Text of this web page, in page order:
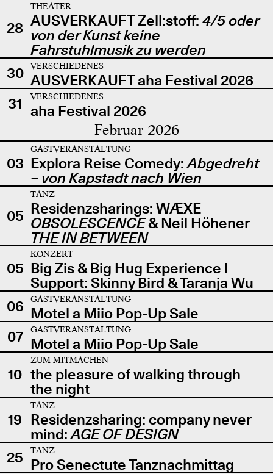
28
THEATER
AUSVERKAUFT Zell:stoff: 4/5 oder
von der Kunst keine
Fahrstuhlmusik zu werden
30
VERSCHIEDENES
AUSVERKAUFT aha Festival 2026
31
VERSCHIEDENES
aha Festival 2026
Februar 2026
03
GASTVERANSTALTUNG
Explora Reise Comedy:Abgedreht
– von Kapstadt nach Wien
05
TANZ
Residenzsharings: WÆXE
OBSOLESCENCE& Neil Höhener
THE IN BETWEEN
05
KONZERT
Big Zis & Big Hug Experience |
Support: Skinny Bird & Taranja Wu
06
GASTVERANSTALTUNG
Motel a Miio Pop-Up Sale
07
GASTVERANSTALTUNG
Motel a Miio Pop-Up Sale
10
ZUM MITMACHEN
the pleasure of walking through
the night
19
TANZ
Residenzsharing: company never
mind:AGE OF DESIGN
25
TANZ
Pro Senectute Tanznachmittag